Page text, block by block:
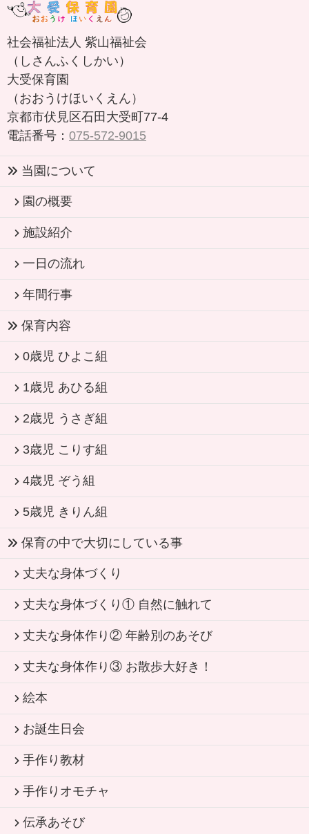
社会福祉法人 紫山福祉会
（しさんふくしかい）
大受保育園
（おおうけほいくえん）
京都市伏見区石田大受町77-4
電話番号： 075-572-9015
当園について
園の概要
施設紹介
一日の流れ
年間行事
保育内容
0歳児 ひよこ組
1歳児 あひる組
2歳児 うさぎ組
3歳児 こりす組
4歳児 ぞう組
5歳児 きりん組
保育の中で大切にしている事
丈夫な身体づくり
丈夫な身体づくり① 自然に触れて
丈夫な身体作り② 年齢別のあそび
丈夫な身体作り③ お散歩大好き！
絵本
お誕生日会
手作り教材
手作りオモチャ
伝承あそび